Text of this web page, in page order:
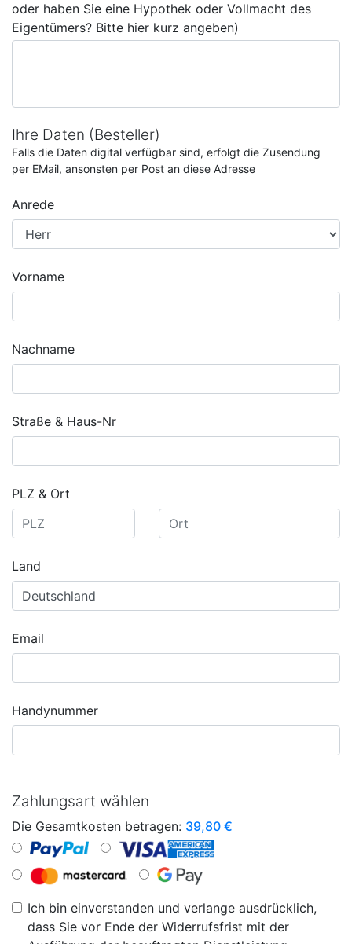
oder haben Sie eine Hypothek oder Vollmacht des
Eigentümers? Bitte hier kurz angeben)
Ihre Daten (Besteller)
Falls die Daten digital verfügbar sind, erfolgt die Zusendung
per EMail, ansonsten per Post an diese Adresse
Anrede
Vorname
Nachname
Straße & Haus-Nr
PLZ & Ort
Land
Email
Handynummer
Zahlungsart wählen
Die Gesamtkosten betragen: 39,80 €
Ich bin einverstanden und verlange ausdrücklich,
dass Sie vor Ende der Widerrufsfrist mit der